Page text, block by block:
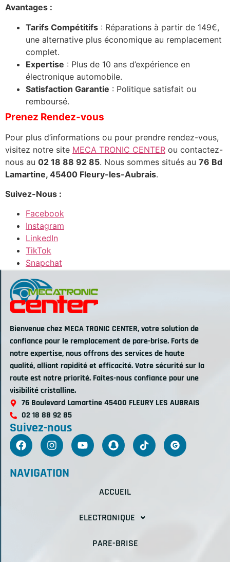
Avantages :
Tarifs Compétitifs : Réparations à partir de 149€,
une alternative plus économique au remplacement
complet.
Expertise : Plus de 10 ans d’expérience en
électronique automobile.
Satisfaction Garantie : Politique satisfait ou
remboursé.
Prenez Rendez-vous
Pour plus d’informations ou pour prendre rendez-vous,
visitez notre site MECA TRONIC CENTER ou contactez-
nous au 02 18 88 92 85. Nous sommes situés au 76 Bd
Lamartine, 45400 Fleury-les-Aubrais.
Suivez-Nous :
Facebook
Instagram
LinkedIn
TikTok
Snapchat
Bienvenue chez MECA TRONIC CENTER, votre solution de
confiance pour le remplacement de pare-brise. Forts de
notre expertise, nous offrons des services de haute
qualité, alliant rapidité et efficacité. Votre sécurité sur la
route est notre priorité. Faites-nous confiance pour une
visibilité cristalline.
76 Boulevard Lamartine 45400 FLEURY LES AUBRAIS
02 18 88 92 85
Suivez-nous
NAVIGATION
ACCUEIL
ELECTRONIQUE
PARE-BRISE